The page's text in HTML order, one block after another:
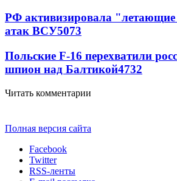
РФ активизировала
атак ВСУ5073
Польские F-16 перехватили
шпион над Балтикой4732
Читать комментарии
Полная версия сайта
Facebook
Twitter
RSS-ленты